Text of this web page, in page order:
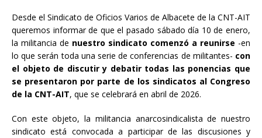
Desde el Sindicato de Oficios Varios de Albacete de la CNT-AIT
queremos informar de que el pasado sábado día 10 de enero,
la militancia de nuestro sindicato comenzó a reunirse -en
lo que serán toda una serie de conferencias de militantes- con
el objeto de discutir y debatir todas las ponencias que
se presentaron por parte de los sindicatos al Congreso
de la CNT-AIT, que se celebrará en abril de 2026.
Con este objeto, la militancia anarcosindicalista de nuestro
sindicato está convocada a participar de las discusiones y